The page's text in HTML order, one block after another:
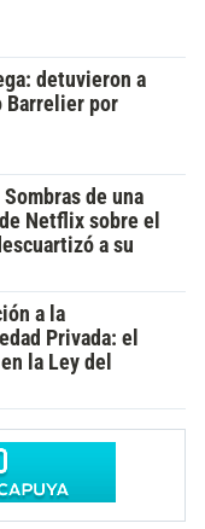
detuvieron a
Barrelier por
de una
Netflix sobre el
a su
a la
Privada: el
la Ley del